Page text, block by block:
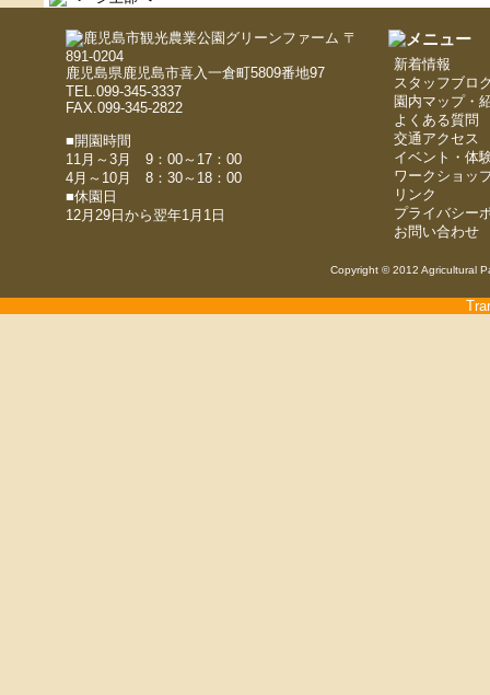
〒
891-0204
鹿児島県鹿児島市喜入一倉町5809番地97
TEL.099-345-3337
FAX.099-345-2822
■開園時間
11月～3月 9：00～17：00
4月～10月 8：30～18：00
■休園日
12月29日から翌年1月1日
新着情報
スタッフブロ
園内マップ・
よくある質問
交通アクセス
イベント・体
ワークショッ
リンク
プライバシー
お問い合わせ
Copyright © 2012 Agricultural